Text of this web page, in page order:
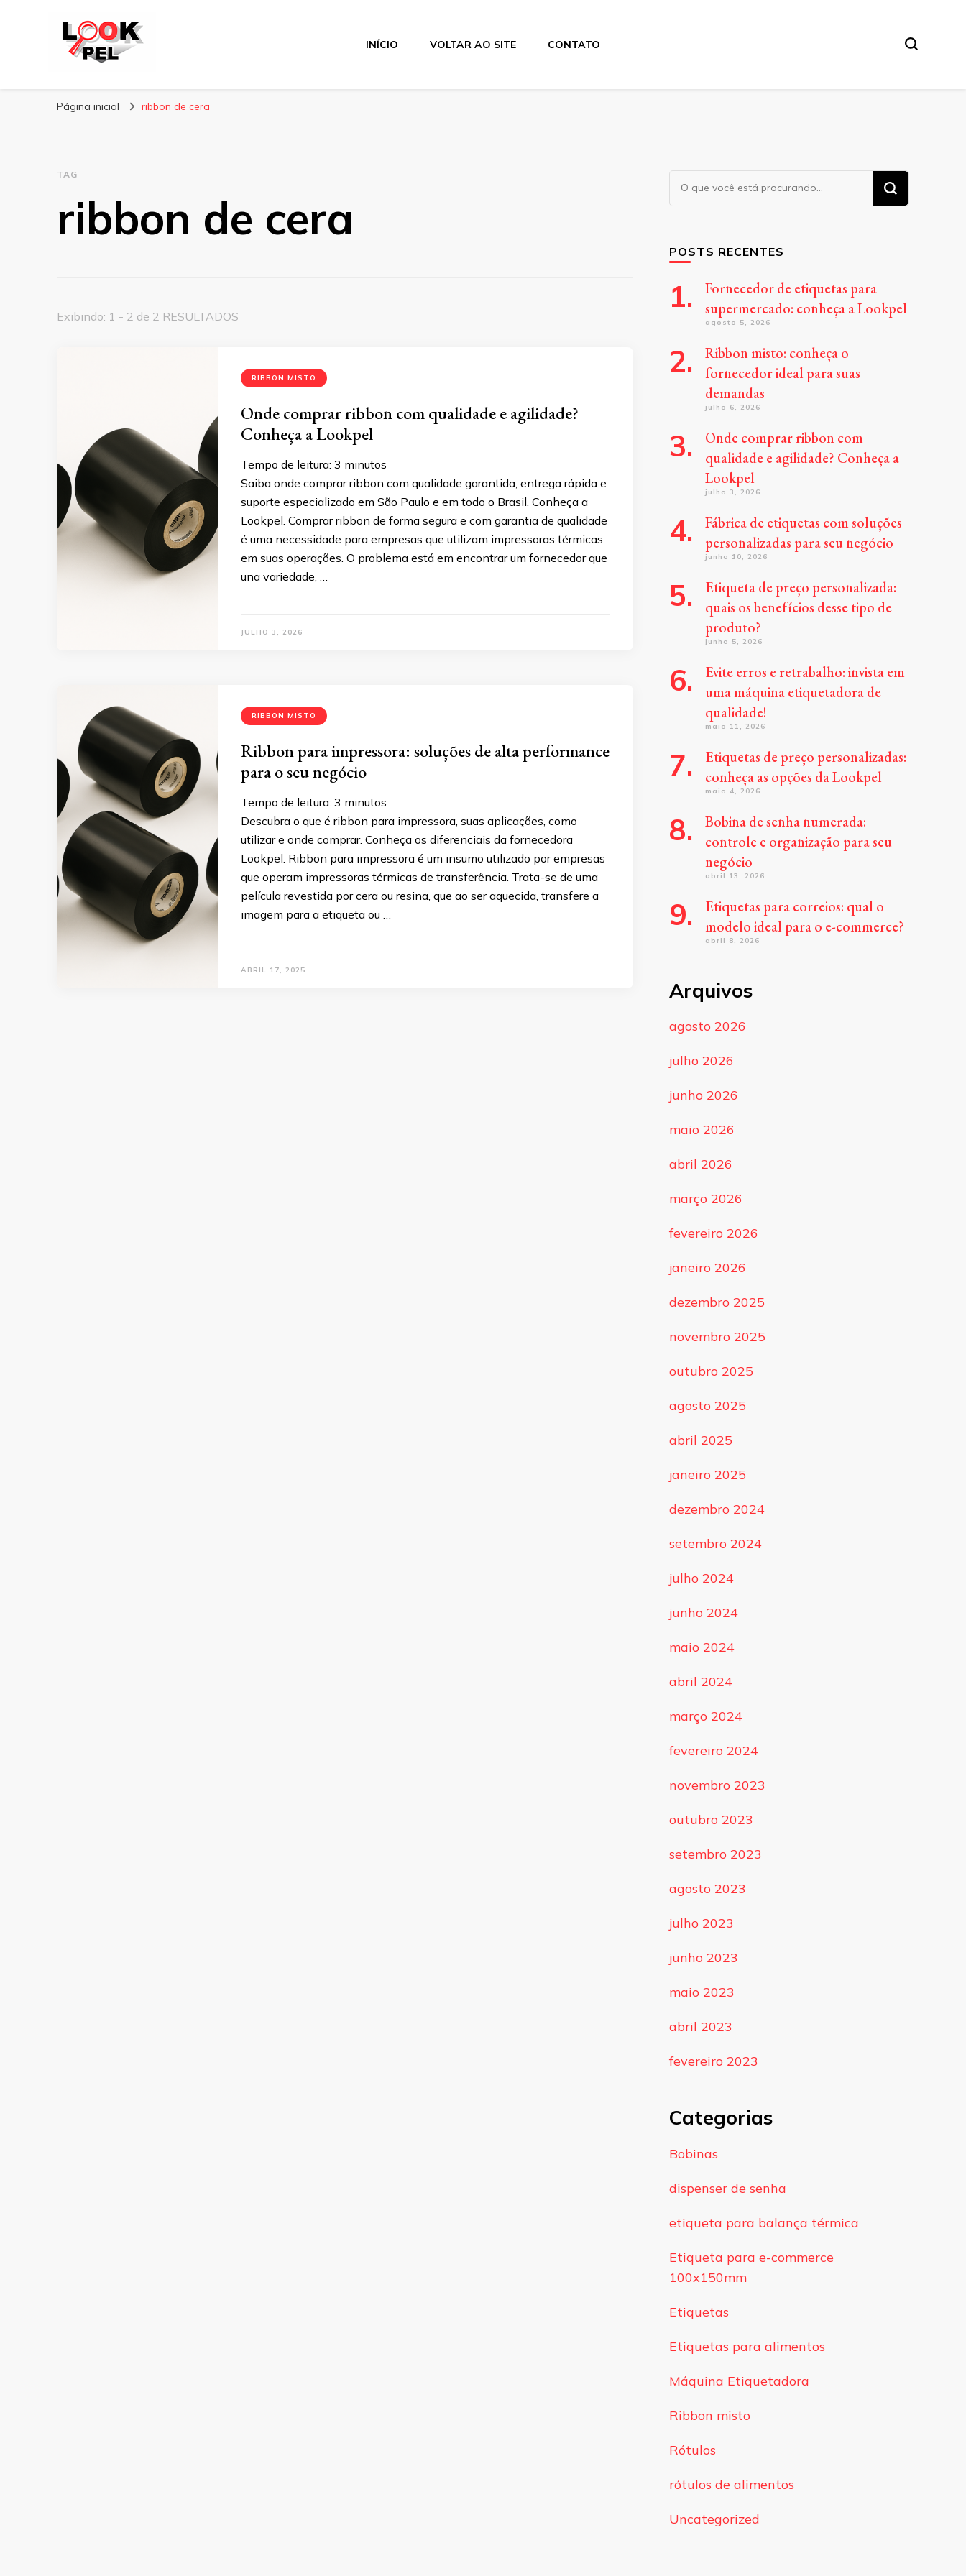
Lookpel
INÍCIO VOLTAR AO SITE CONTATO
Página inicial ribbon de cera
TAG
ribbon de cera
Exibindo: 1 - 2 de 2 RESULTADOS
RIBBON MISTO
Onde comprar ribbon com qualidade e agilidade?
Conheça a Lookpel
Tempo de leitura: 3 minutos
Saiba onde comprar ribbon com qualidade garantida, entrega rápida e
suporte especializado em São Paulo e em todo o Brasil. Conheça a
Lookpel. Comprar ribbon de forma segura e com garantia de qualidade
é uma necessidade para empresas que utilizam impressoras térmicas
em suas operações. O problema está em encontrar um fornecedor que
una variedade, …
JULHO 3, 2026
RIBBON MISTO
Ribbon para impressora: soluções de alta performance
para o seu negócio
Tempo de leitura: 3 minutos
Descubra o que é ribbon para impressora, suas aplicações, como
utilizar e onde comprar. Conheça os diferenciais da fornecedora
Lookpel. Ribbon para impressora é um insumo utilizado por empresas
que operam impressoras térmicas de transferência. Trata-se de uma
película revestida por cera ou resina, que ao ser aquecida, transfere a
imagem para a etiqueta ou …
ABRIL 17, 2025
Procurando
algo?
POSTS RECENTES
Fornecedor de etiquetas para
supermercado: conheça a Lookpel
agosto 5, 2026
Ribbon misto: conheça o
fornecedor ideal para suas
demandas
julho 6, 2026
Onde comprar ribbon com
qualidade e agilidade? Conheça a
Lookpel
julho 3, 2026
Fábrica de etiquetas com soluções
personalizadas para seu negócio
junho 10, 2026
Etiqueta de preço personalizada:
quais os benefícios desse tipo de
produto?
junho 5, 2026
Evite erros e retrabalho: invista em
uma máquina etiquetadora de
qualidade!
maio 11, 2026
Etiquetas de preço personalizadas:
conheça as opções da Lookpel
maio 4, 2026
Bobina de senha numerada:
controle e organização para seu
negócio
abril 13, 2026
Etiquetas para correios: qual o
modelo ideal para o e-commerce?
abril 8, 2026
Arquivos
agosto 2026
julho 2026
junho 2026
maio 2026
abril 2026
março 2026
fevereiro 2026
janeiro 2026
dezembro 2025
novembro 2025
outubro 2025
agosto 2025
abril 2025
janeiro 2025
dezembro 2024
setembro 2024
julho 2024
junho 2024
maio 2024
abril 2024
março 2024
fevereiro 2024
novembro 2023
outubro 2023
setembro 2023
agosto 2023
julho 2023
junho 2023
maio 2023
abril 2023
fevereiro 2023
Categorias
Bobinas
dispenser de senha
etiqueta para balança térmica
Etiqueta para e-commerce
100x150mm
Etiquetas
Etiquetas para alimentos
Máquina Etiquetadora
Ribbon misto
Rótulos
rótulos de alimentos
Uncategorized